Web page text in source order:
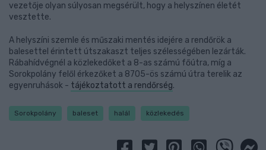
vezetője olyan súlyosan megsérült, hogy a helyszínen életét
vesztette.
A helyszíni szemle és műszaki mentés idejére a rendőrök a
balesettel érintett útszakaszt teljes szélességében lezárták.
Rábahídvégnél a közlekedőket a 8-as számú főútra, míg a
Sorokpolány felől érkezőket a 8705-ös számú útra terelik az
egyenruhások - tájékoztatott a rendőrség.
Sorokpolány baleset halál közlekedés